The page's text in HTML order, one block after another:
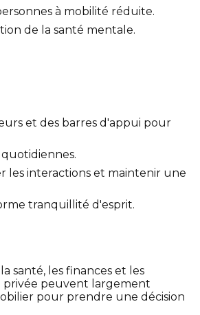
à mobilité réduite.
de la santé mentale.
et des barres d'appui pour
les interactions et maintenir une
tranquillité d'esprit.
santé, les finances et les
privée peuvent largement
pour prendre une décision